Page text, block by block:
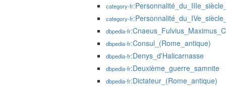
category-fr
category-fr
dbpedia-fr
dbpedia-fr:Consul_(Rome_antique)
dbpedia-fr:Denys_d'Halicarnasse
dbpedia-fr:Deuxième_guerre_samnite
dbpedia-fr:Dictateur_(Rome_antique)